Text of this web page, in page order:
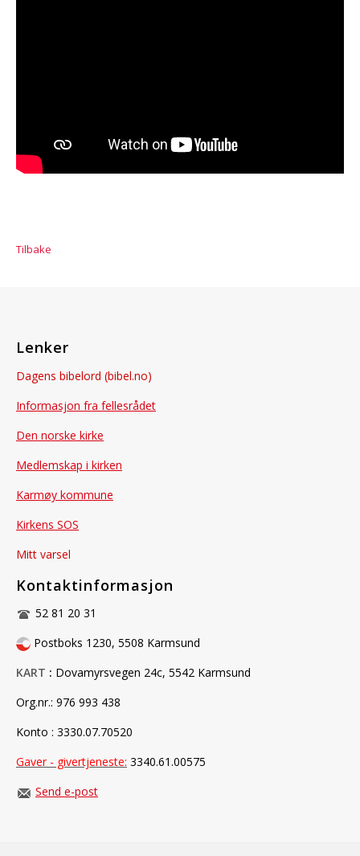
Tilbake
Lenker
Dagens bibelord (bibel.no)
Informasjon fra fellesrådet
Den norske kirke
Medlemskap i kirken
Karmøy kommune
Kirkens SOS
Mitt varsel
Kontaktinformasjon
52 81 20 31
Postboks 1230, 5508 Karmsund
KART : Dovamyrsvegen 24c, 5542 Karmsund
Org.nr.: 976 993 438
Konto : 3330.07.70520
Gaver - givertjeneste: 3340.61.00575
Send e-post